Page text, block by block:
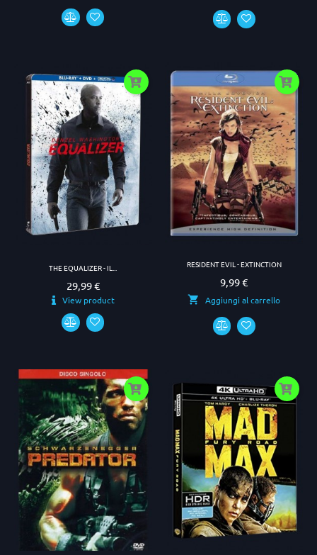
THE EQUALIZER - IL...
Prezzo
29,99 €
View product
RESIDENT EVIL - EXTINCTION
Prezzo
9,99 €
Aggiungi al carrello